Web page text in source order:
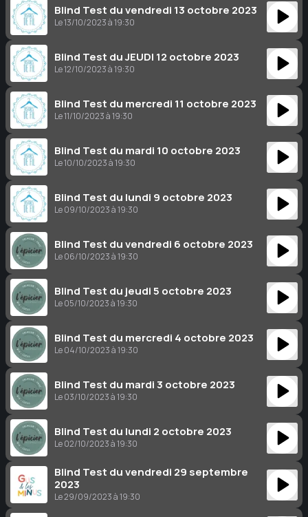
Blind Test du vendredi 13 octobre 2023
Le 13/10/2023 à 19:30
Blind Test du JEUDI 12 octobre 2023
Le 12/10/2023 à 19:30
Blind Test du mercredi 11 octobre 2023
Le 11/10/2023 à 19:30
Blind Test du mardi 10 octobre 2023
Le 10/10/2023 à 19:30
Blind Test du lundi 9 octobre 2023
Le 09/10/2023 à 19:30
Blind Test du vendredi 6 octobre 2023
Le 06/10/2023 à 19:30
Blind Test du jeudi 5 octobre 2023
Le 05/10/2023 à 19:30
Blind Test du mercredi 4 octobre 2023
Le 04/10/2023 à 19:30
Blind Test du mardi 3 octobre 2023
Le 03/10/2023 à 19:30
Blind Test du lundi 2 octobre 2023
Le 02/10/2023 à 19:30
Blind Test du vendredi 29 septembre
2023
Le 29/09/2023 à 19:30